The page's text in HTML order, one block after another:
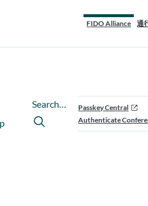
FIDO Alliance 通
Search…
Passkey Central
Authenticate